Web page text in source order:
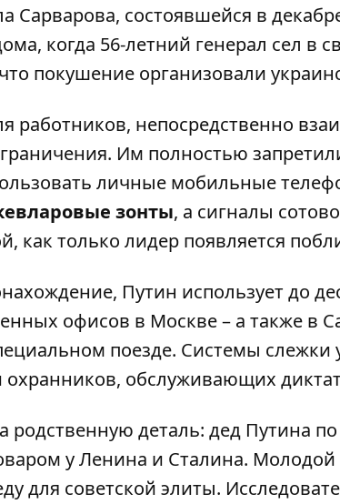
состоявшейся в
когда 56-летний генерал сел в
покушение организовали
работников, непосредственно
Им полностью
личные мобильные
зонты, а сигналы
как только лидер появляется
Путин использует до
офисов в Москве – а также в
поезде. Системы слежки
обслуживающих
деталь: дед Путина
у Ленина и Сталина.
для советской элиты.